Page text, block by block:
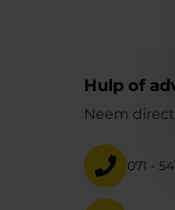
Hulp of
Neem
071 -